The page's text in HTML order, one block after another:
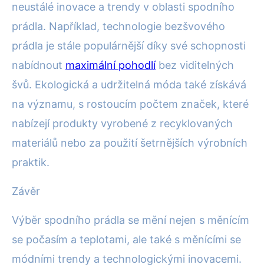
neustálé inovace a trendy v oblasti spodního
prádla. Například, technologie bezšvového
prádla je stále populárnější díky své schopnosti
nabídnout maximální pohodlíbez viditelných
švů. Ekologická a udržitelná móda také získává
na významu, s rostoucím počtem značek, které
nabízejí produkty vyrobené z recyklovaných
materiálů nebo za použití šetrnějších výrobních
praktik.
Závěr
Výběr spodního prádla se mění nejen s měnícím
se počasím a teplotami, ale také s měnícími se
módními trendy a technologickými inovacemi.